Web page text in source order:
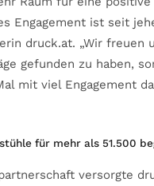
Engagement ist seit
druck.at. „Wir
gefunden zu haben,
mit viel Engagement
für mehr als 51.500
versorgte